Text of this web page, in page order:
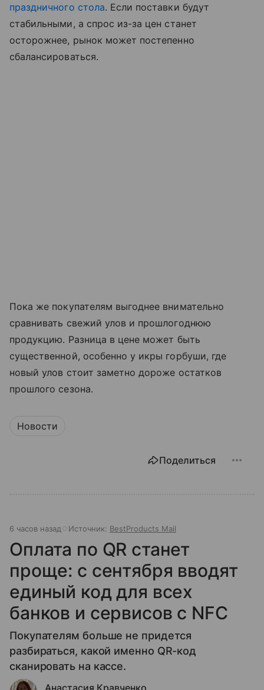
праздничного стола. Если поставки будут
стабильными, а спрос из-за цен станет
осторожнее, рынок может постепенно
сбалансироваться.
Пока же покупателям выгоднее внимательно
сравнивать свежий улов и прошлогоднюю
продукцию. Разница в цене может быть
существенной, особенно у икры горбуши, где
новый улов стоит заметно дороже остатков
прошлого сезона.
Новости
Поделиться
6 часов назад Источник: BestProducts Mail
Оплата по QR станет
проще: с сентября вводят
единый код для всех
банков и сервисов с NFC
Покупателям больше не придется
разбираться, какой именно QR-код
сканировать на кассе.
Анастасия Кравченко